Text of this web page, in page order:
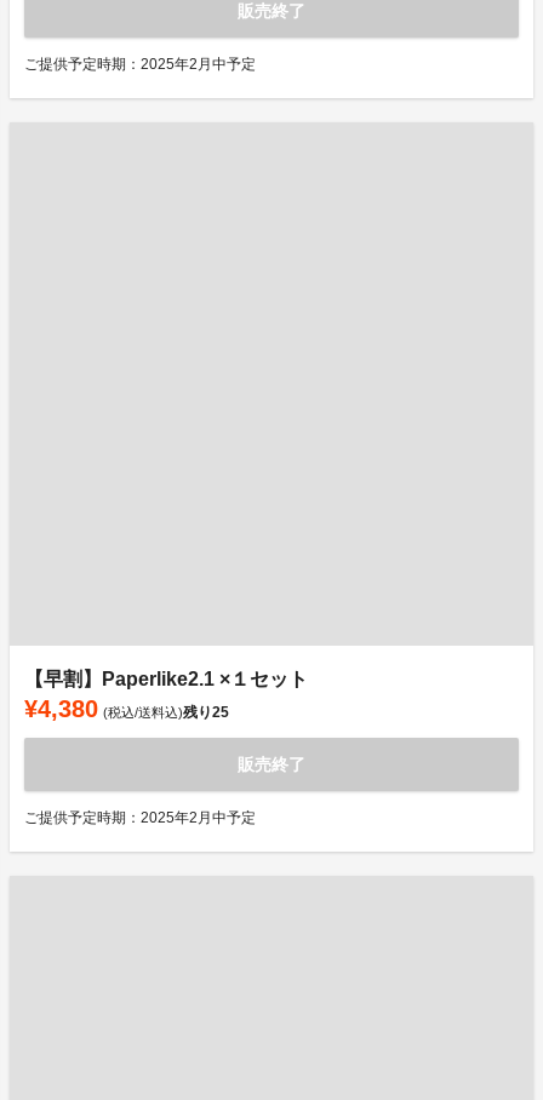
販売終了
ご提供予定時期：2025年2月中予定
【早割】Paperlike2.1 ×１セット
¥4,380 (税込/送料込)残り25
販売終了
ご提供予定時期：2025年2月中予定